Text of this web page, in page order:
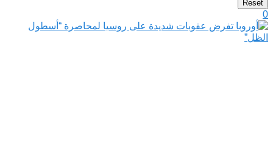
Reset
0